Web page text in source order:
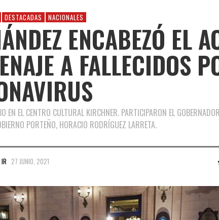
DESTACADAS NACIONALES
ENCABEZÓ EL
A FALLECIDOS
EN EL CENTRO CULTURAL KIRCHNER. PARTICIPARON EL
PORTEÑO, HORACIO RODRÍGUEZ LARRETA.
27 JUNIO, 2021